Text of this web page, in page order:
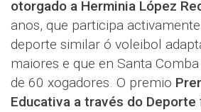
otorgado a Herminia López
anos, que participa
deporte similar ó voleibol
maiores e que en Santa
de 60 xogadores. O premio
Educativa a través do Deporte